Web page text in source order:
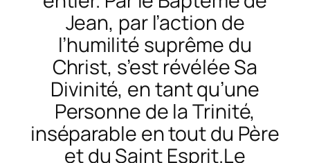
Jean, par l’action de
l’humilité suprême du
Christ, s’est révélée Sa
Divinité, en tant qu’une
Personne de la Trinité,
inséparable en tout du Père
et du Saint Esprit.Le